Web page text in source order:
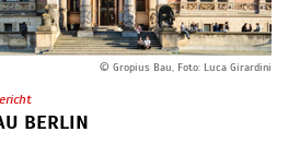
© Gropius Bau, Foto: Luca Girardini
BERLIN